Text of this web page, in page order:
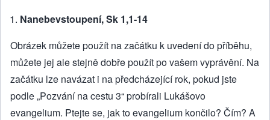
Nanebevstoupení, Sk 1,1-14
Obrázek můžete použít na začátku k uvedení do příběhu,
můžete jej ale stejně dobře použít po vašem vyprávění. Na
začátku lze navázat i na předcházející rok, pokud jste
podle „Pozvání na cestu 3“ probírali Lukášovo
evangelium. Ptejte se, jak to evangelium končilo? Čím? A